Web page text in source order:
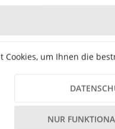
Cookies, um Ihnen die
NUR